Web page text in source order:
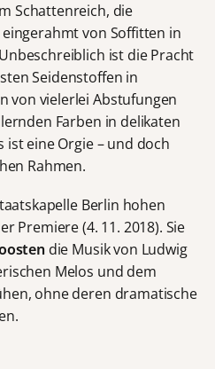
Schattenreich, die
eingerahmt von Soffitten in
ist die Pracht
Seidenstoffen in
von vielerlei Abstufungen
Farben in delikaten
ist eine Orgie – und doch
Rahmen.
Berlin hohen
Premiere (4. 11. 2018). Sie
die Musik von Ludwig
Melos und dem
ohne deren dramatische